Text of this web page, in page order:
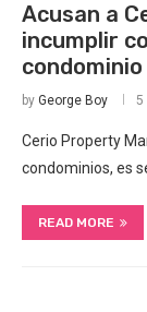
Acusan a
incumplir
by George Boy 5
Cerio Property
condominios, es
READ MORE